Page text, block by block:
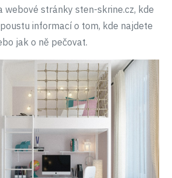
webové stránky sten-skrine.cz, kde
informací o tom, kde najdete
jak o ně pečovat.